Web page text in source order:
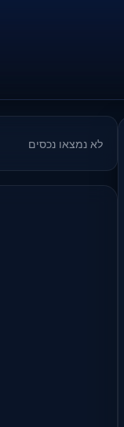
לא נמצאו נכסים